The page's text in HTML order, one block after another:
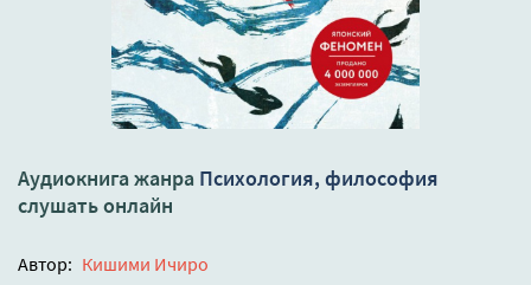
Аудиокнига жанра Психология, философия
слушать онлайн
Автор: Кишими Ичиро